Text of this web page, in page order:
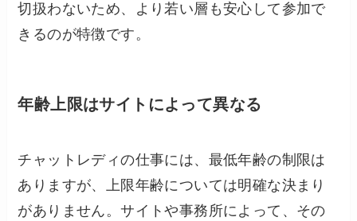
切扱わないため、より若い層も安心して参加で
きるのが特徴です。
年齢上限はサイトによって異なる
チャットレディの仕事には、最低年齢の制限は
ありますが、上限年齢については明確な決まり
がありません。サイトや事務所によって、その